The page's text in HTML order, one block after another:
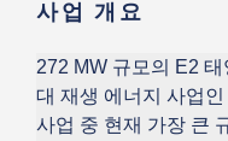
사업 개요
272 MW 규모의 E2 태
대 재생 에너지 사업인
사업 중 현재 가장 큰